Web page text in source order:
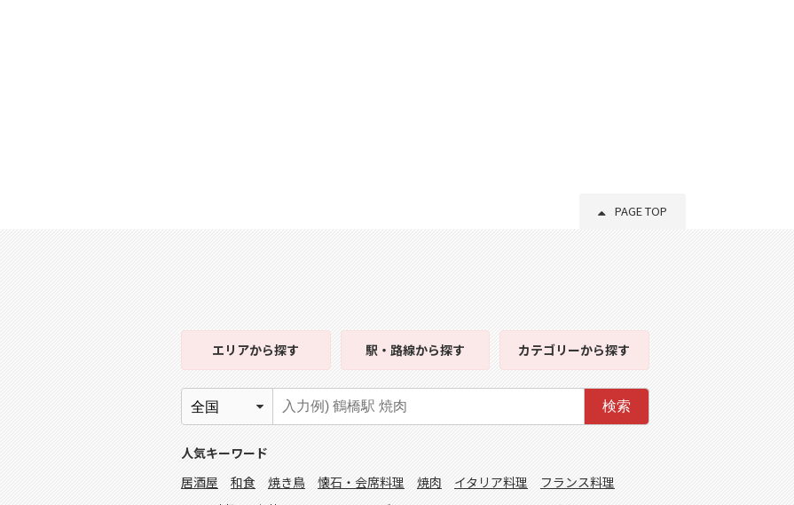
PAGE TOP
エリアから探す 駅・路線から探す カテゴリーから探す
検索
人気キーワード
居酒屋
和食 焼き鳥 懐石・会席料理 焼肉 イタリア料理
フランス料理